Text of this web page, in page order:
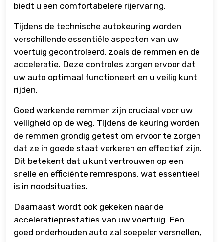
biedt u een comfortabelere rijervaring.
Tijdens de technische autokeuring worden
verschillende essentiële aspecten van uw
voertuig gecontroleerd, zoals de remmen en de
acceleratie. Deze controles zorgen ervoor dat
uw auto optimaal functioneert en u veilig kunt
rijden.
Goed werkende remmen zijn cruciaal voor uw
veiligheid op de weg. Tijdens de keuring worden
de remmen grondig getest om ervoor te zorgen
dat ze in goede staat verkeren en effectief zijn.
Dit betekent dat u kunt vertrouwen op een
snelle en efficiënte remrespons, wat essentieel
is in noodsituaties.
Daarnaast wordt ook gekeken naar de
acceleratieprestaties van uw voertuig. Een
goed onderhouden auto zal soepeler versnellen,